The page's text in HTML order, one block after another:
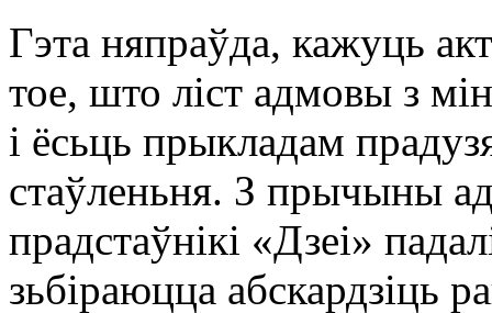
Гэта няпраўда, кажуць
тое, што ліст адмовы з
і ёсьць прыкладам
стаўленьня. З прычыны
прадстаўнікі «Дзеі»
зьбіраюцца абскардзіць